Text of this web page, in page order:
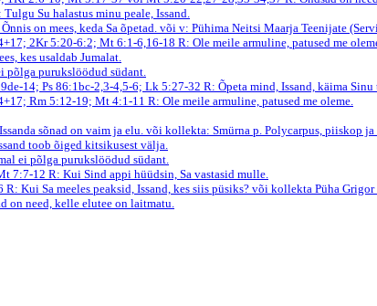
Tulgu Su halastus minu peale, Issand.
on mees, keda Sa õpetad. või v: Pühima Neitsi Maarja Teenijate
2Kr 5:20-6:2; Mt 6:1-6,16-18 R: Ole meile armuline, patused me
kes usaldab Jumalat.
põlga purukslöödud südant.
14; Ps 86:1bc-2,3-4,5-6; Lk 5:27-32 R: Õpeta mind, Issand, käima Sinu
Rm 5:12-19; Mt 4:1-11 R: Ole meile armuline, patused me oleme.
sõnad on vaim ja elu. või kollekta: Smürna p. Polycarpus, piiskop ja
toob õiged kitsikusest välja.
ei põlga purukslöödud südant.
7:7-12 R: Kui Sind appi hüüdsin, Sa vastasid mulle.
R: Kui Sa meeles peaksid, Issand, kes siis püsiks? või kollekta Püha
on need, kelle elutee on laitmatu.